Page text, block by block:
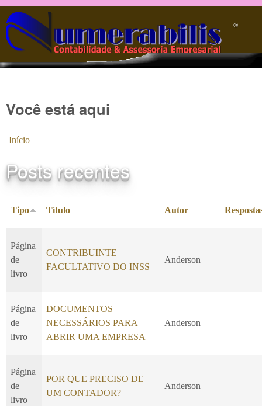
Pular para o conteúdo principal
®️
Você está aqui
Início
Posts recentes
Tipo Título Autor
Página
de
livro
CONTRIBUINTE
FACULTATIVO DO INSS
Anderson
Página
de
livro
DOCUMENTOS
NECESSÁRIOS PARA
ABRIR UMA EMPRESA
Anderson
Página
de
livro
POR QUE PRECISO DE
UM CONTADOR?
Anderson